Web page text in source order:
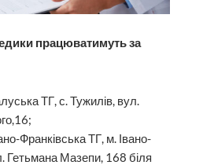
працюватимуть за
ТГ, с. Тужилів, вул.
Франківська ТГ, м. Івано-
Гетьмана Мазепи, 168 біля